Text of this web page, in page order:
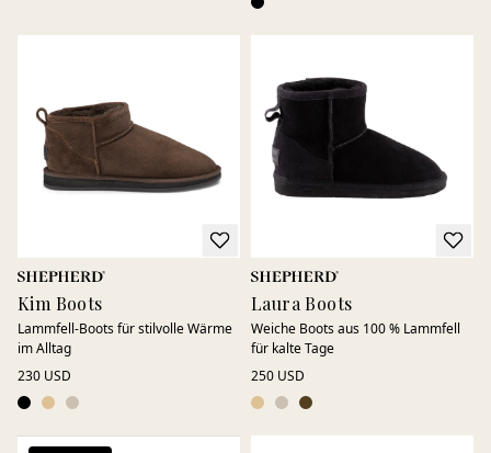
Kim Boots
Lammfell-Boots für stilvolle Wärme
im Alltag
230 USD
Laura Boots
Weiche Boots aus 100 % Lammfell
für kalte Tage
250 USD